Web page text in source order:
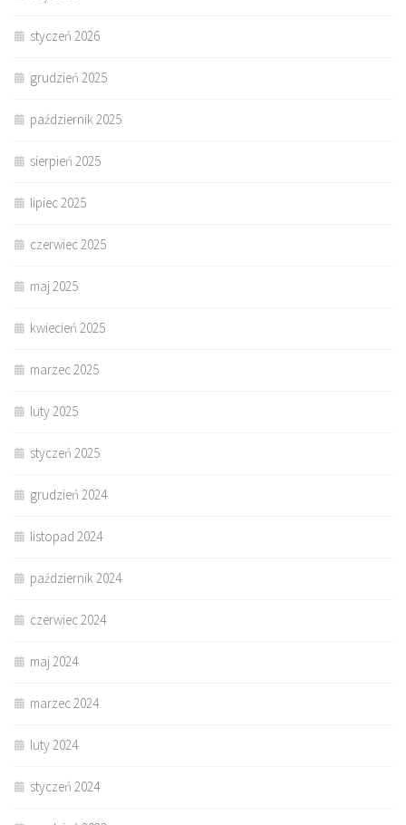
styczeń 2026
grudzień 2025
październik 2025
sierpień 2025
lipiec 2025
czerwiec 2025
maj 2025
kwiecień 2025
marzec 2025
luty 2025
styczeń 2025
grudzień 2024
listopad 2024
październik 2024
czerwiec 2024
maj 2024
marzec 2024
luty 2024
styczeń 2024